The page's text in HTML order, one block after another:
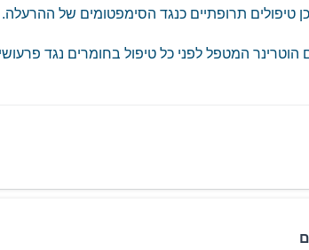
טיפולים תרופתיים כנגד הסימפטומים של ההרעלה.
המטפל לפני כל טיפול בחומרים נגד